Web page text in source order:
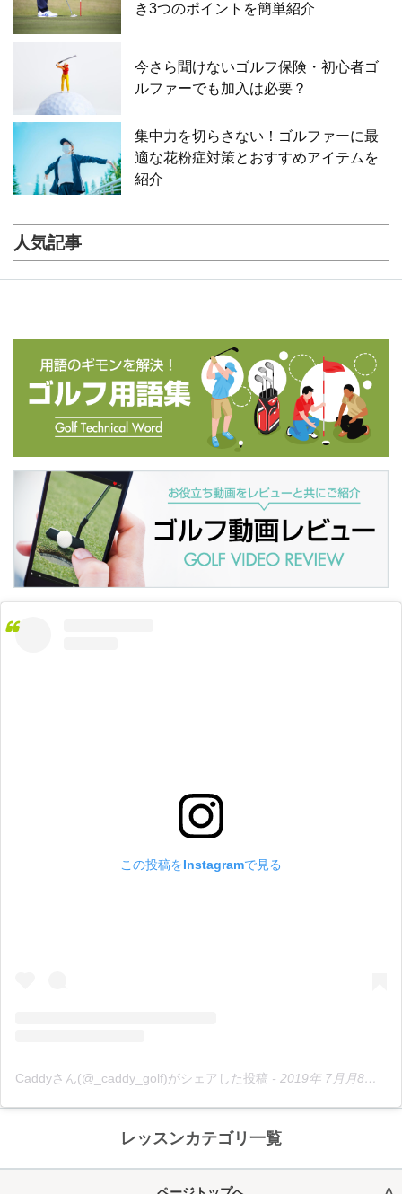
き3つのポイントを簡単紹介
今さら聞けないゴルフ保険・初心者ゴ
ルファーでも加入は必要？
集中力を切らさない！ゴルファーに最
適な花粉症対策とおすすめアイテムを
紹介
人気記事
この投稿をInstagramで見る
Caddyさん(@_caddy_golf)がシェアした投稿 - 2019年 7月月8日午後6時37分PDT
レッスンカテゴリ一覧